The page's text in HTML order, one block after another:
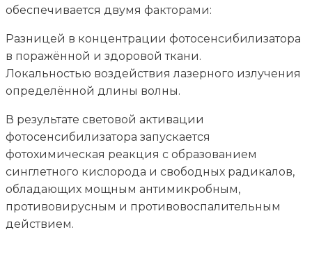
обеспечивается двумя факторами:
Разницей в концентрации фотосенсибилизатора
в поражённой и здоровой ткани.
Локальностью воздействия лазерного излучения
определённой длины волны.
В результате световой активации
фотосенсибилизатора запускается
фотохимическая реакция с образованием
синглетного кислорода и свободных радикалов,
обладающих мощным антимикробным,
противовирусным и противовоспалительным
действием.